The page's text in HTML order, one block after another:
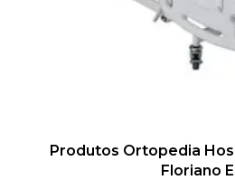
Produtos Ortopedia
Floriano